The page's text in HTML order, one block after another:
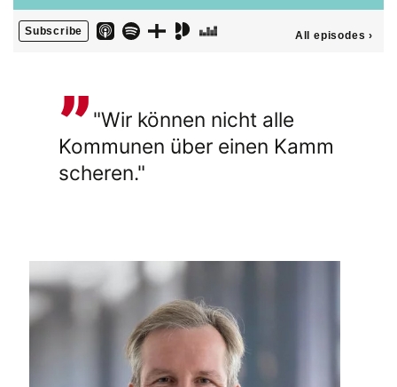
"Wir können nicht alle
Kommunen über einen Kamm
scheren."